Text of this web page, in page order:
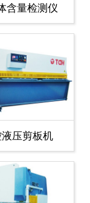
含量检测仪
压剪板机